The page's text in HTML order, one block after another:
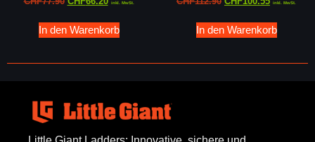
inkl. MwSt.
In den Warenkorb
inkl. MwSt.
In den Warenkorb